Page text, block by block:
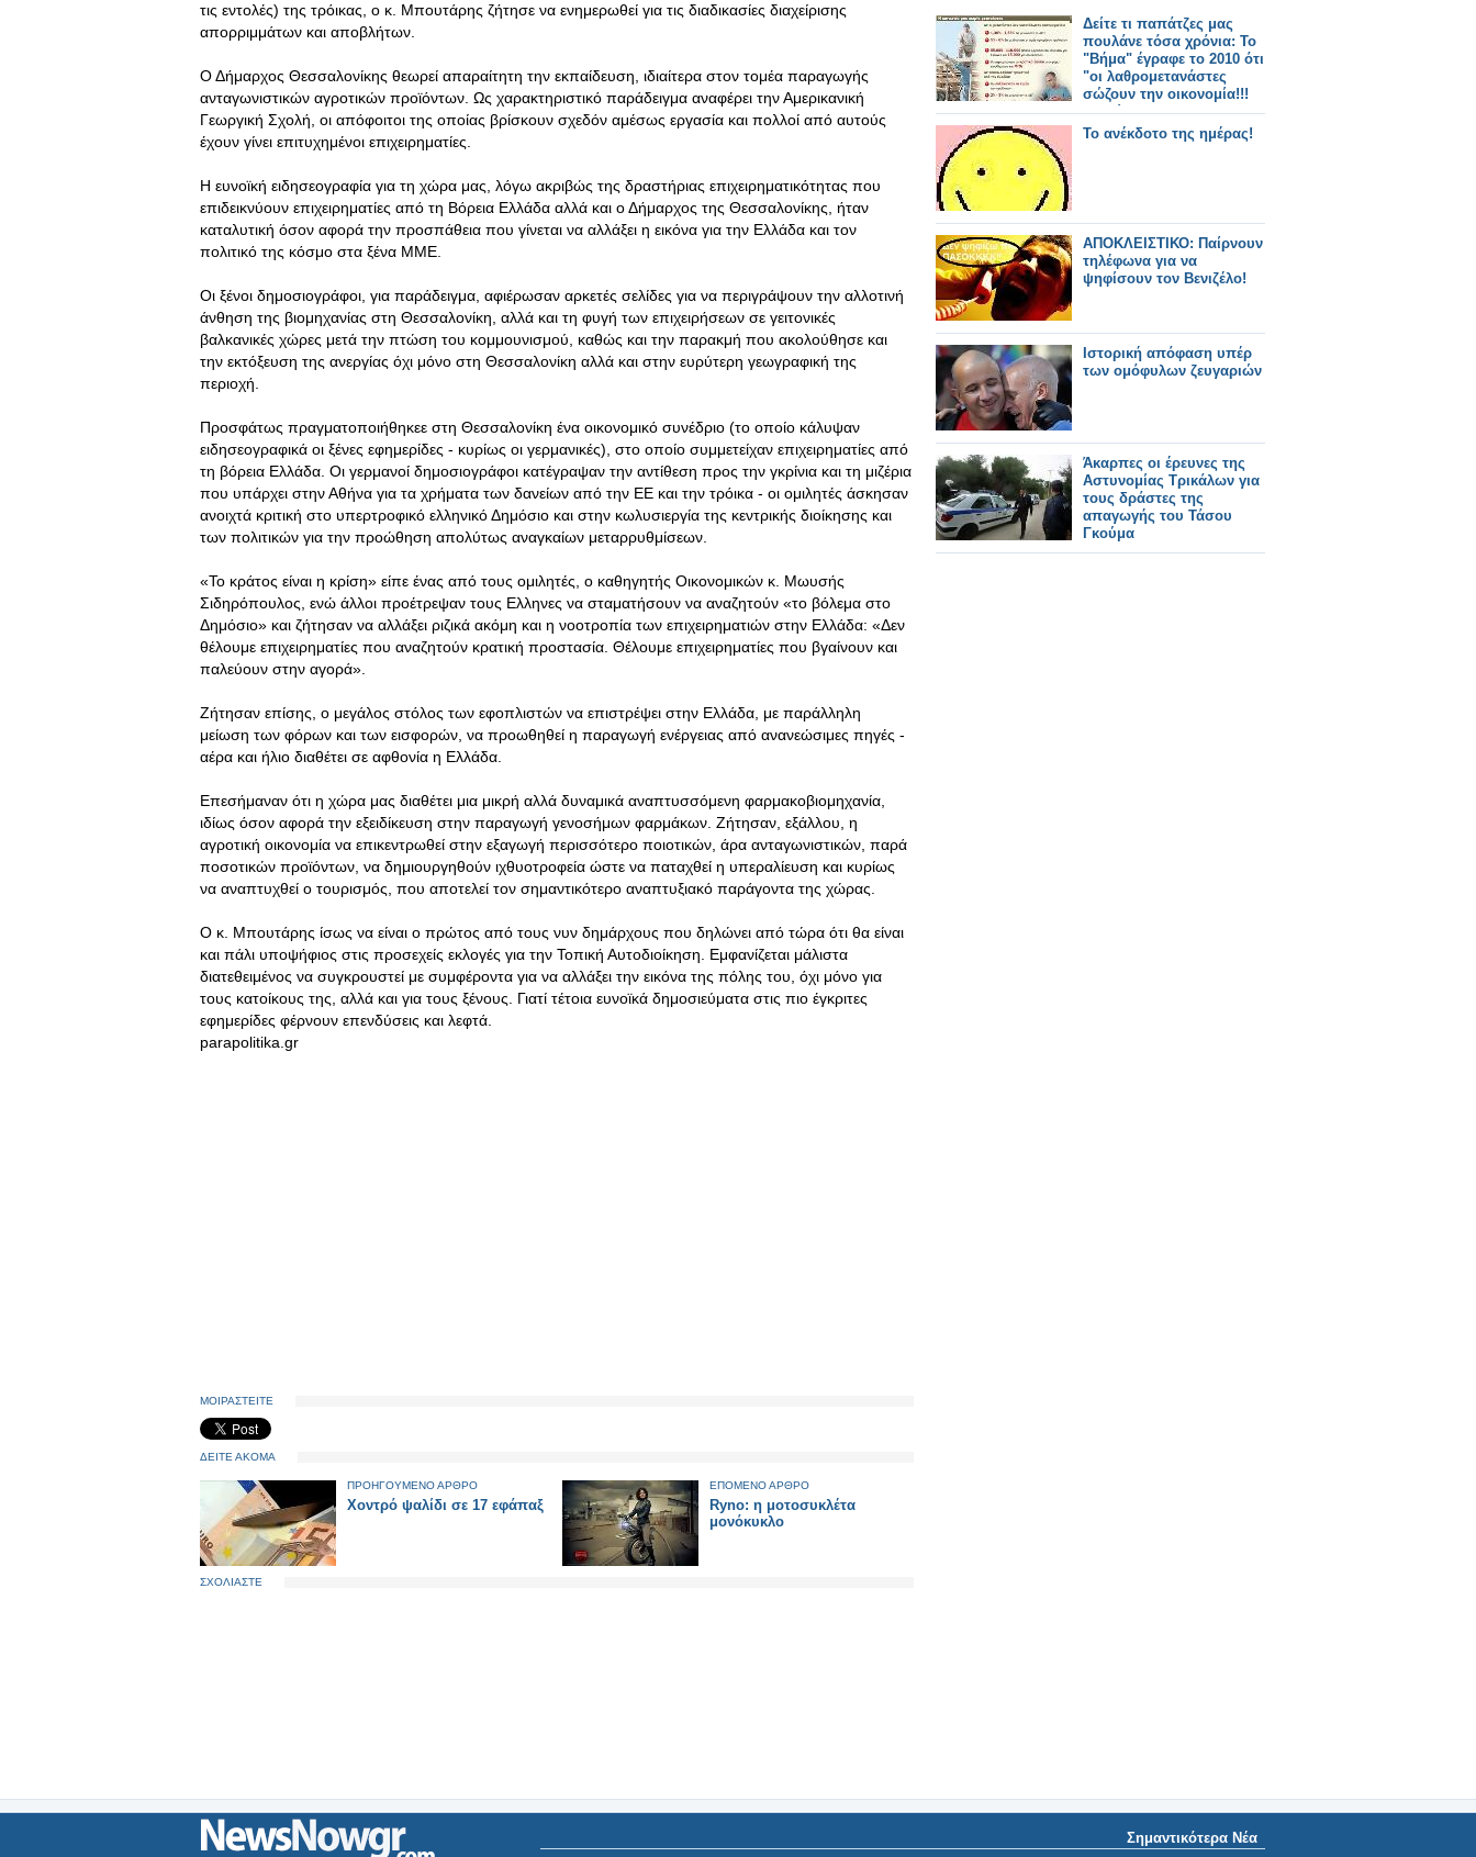
τις εντολές) της τρόικας, ο κ. Μπουτάρης ζήτησε να ενημερωθεί για τις διαδικασίες διαχείρισης
απορριμμάτων και αποβλήτων.
Ο Δήμαρχος Θεσσαλονίκης θεωρεί απαραίτητη την εκπαίδευση, ιδιαίτερα στον τομέα παραγωγής
ανταγωνιστικών αγροτικών προϊόντων. Ως χαρακτηριστικό παράδειγμα αναφέρει την Αμερικανική
Γεωργική Σχολή, οι απόφοιτοι της οποίας βρίσκουν σχεδόν αμέσως εργασία και πολλοί από αυτούς
έχουν γίνει επιτυχημένοι επιχειρηματίες.
Η ευνοϊκή ειδησεογραφία για τη χώρα μας, λόγω ακριβώς της δραστήριας επιχειρηματικότητας που
επιδεικνύουν επιχειρηματίες από τη Βόρεια Ελλάδα αλλά και ο Δήμαρχος της Θεσσαλονίκης, ήταν
καταλυτική όσον αφορά την προσπάθεια που γίνεται να αλλάξει η εικόνα για την Ελλάδα και τον
πολιτικό της κόσμο στα ξένα ΜΜΕ.
Οι ξένοι δημοσιογράφοι, για παράδειγμα, αφιέρωσαν αρκετές σελίδες για να περιγράψουν την αλλοτινή
άνθηση της βιομηχανίας στη Θεσσαλονίκη, αλλά και τη φυγή των επιχειρήσεων σε γειτονικές
βαλκανικές χώρες μετά την πτώση του κομμουνισμού, καθώς και την παρακμή που ακολούθησε και
την εκτόξευση της ανεργίας όχι μόνο στη Θεσσαλονίκη αλλά και στην ευρύτερη γεωγραφική της
περιοχή.
Προσφάτως πραγματοποιήθηκεε στη Θεσσαλονίκη ένα οικονομικό συνέδριο (το οποίο κάλυψαν
ειδησεογραφικά οι ξένες εφημερίδες - κυρίως οι γερμανικές), στο οποίο συμμετείχαν επιχειρηματίες από
τη βόρεια Ελλάδα. Οι γερμανοί δημοσιογράφοι κατέγραψαν την αντίθεση προς την γκρίνια και τη μιζέρια
που υπάρχει στην Αθήνα για τα χρήματα των δανείων από την ΕΕ και την τρόικα - οι ομιλητές άσκησαν
ανοιχτά κριτική στο υπερτροφικό ελληνικό Δημόσιο και στην κωλυσιεργία της κεντρικής διοίκησης και
των πολιτικών για την προώθηση απολύτως αναγκαίων μεταρρυθμίσεων.
«Το κράτος είναι η κρίση» είπε ένας από τους ομιλητές, ο καθηγητής Οικονομικών κ. Μωυσής
Σιδηρόπουλος, ενώ άλλοι προέτρεψαν τους Ελληνες να σταματήσουν να αναζητούν «το βόλεμα στο
Δημόσιο» και ζήτησαν να αλλάξει ριζικά ακόμη και η νοοτροπία των επιχειρηματιών στην Ελλάδα: «Δεν
θέλουμε επιχειρηματίες που αναζητούν κρατική προστασία. Θέλουμε επιχειρηματίες που βγαίνουν και
παλεύουν στην αγορά».
Ζήτησαν επίσης, ο μεγάλος στόλος των εφοπλιστών να επιστρέψει στην Ελλάδα, με παράλληλη
μείωση των φόρων και των εισφορών, να προωθηθεί η παραγωγή ενέργειας από ανανεώσιμες πηγές -
αέρα και ήλιο διαθέτει σε αφθονία η Ελλάδα.
Επεσήμαναν ότι η χώρα μας διαθέτει μια μικρή αλλά δυναμικά αναπτυσσόμενη φαρμακοβιομηχανία,
ιδίως όσον αφορά την εξειδίκευση στην παραγωγή γενοσήμων φαρμάκων. Ζήτησαν, εξάλλου, η
αγροτική οικονομία να επικεντρωθεί στην εξαγωγή περισσότερο ποιοτικών, άρα ανταγωνιστικών, παρά
ποσοτικών προϊόντων, να δημιουργηθούν ιχθυοτροφεία ώστε να παταχθεί η υπεραλίευση και κυρίως
να αναπτυχθεί ο τουρισμός, που αποτελεί τον σημαντικότερο αναπτυξιακό παράγοντα της χώρας.
Ο κ. Μπουτάρης ίσως να είναι ο πρώτος από τους νυν δημάρχους που δηλώνει από τώρα ότι θα είναι
και πάλι υποψήφιος στις προσεχείς εκλογές για την Τοπική Αυτοδιοίκηση. Εμφανίζεται μάλιστα
διατεθειμένος να συγκρουστεί με συμφέροντα για να αλλάξει την εικόνα της πόλης του, όχι μόνο για
τους κατοίκους της, αλλά και για τους ξένους. Γιατί τέτοια ευνοϊκά δημοσιεύματα στις πιο έγκριτες
εφημερίδες φέρνουν επενδύσεις και λεφτά.
parapolitika.gr
ΜΟΙΡΑΣΤΕΙΤΕ
ΔΕΙΤΕ ΑΚΟΜΑ
ΠΡΟΗΓΟΥΜΕΝΟ ΑΡΘΡΟ
Χοντρό ψαλίδι σε 17 εφάπαξ
ΕΠΟΜΕΝΟ ΑΡΘΡΟ
Ryno: η μοτοσυκλέτα
μονόκυκλο
ΣΧΟΛΙΑΣΤΕ
Δείτε τι παπάτζες μας
πουλάνε τόσα χρόνια: Το
"Βήμα" έγραφε το 2010 ότι
"οι λαθρομετανάστες
σώζουν την οικονομία!!!
Αν φύγουν
καταστραφήκαμε" -
(Μήπως έφυγαν για αυτό
To ανέκδοτο της ημέρας!
ΑΠΟΚΛΕΙΣΤΙΚΟ: Παίρνουν
τηλέφωνα για να
ψηφίσουν τον Βενιζέλο!
Ιστορική απόφαση υπέρ
των ομόφυλων ζευγαριών
Άκαρπες οι έρευνες της
Αστυνομίας Τρικάλων για
τους δράστες της
απαγωγής του Τάσου
Γκούμα
Σημαντικότερα Νέα